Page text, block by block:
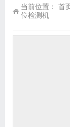
当前位置： 首
位检测机